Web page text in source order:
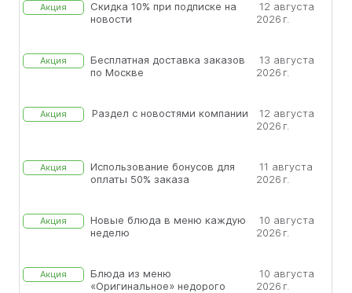
Акция
Скидка 10% при подписке на
новости
12 августа
2026 г.
Акция
Бесплатная доставка заказов
по Москве
13 августа
2026 г.
Акция Раздел с новостями компании
12 августа
2026 г.
Акция
Использование бонусов для
оплаты 50% заказа
11 августа
2026 г.
Акция
Новые блюда в меню каждую
неделю
10 августа
2026 г.
Акция
Блюда из меню
«Оригинальное» недорого
10 августа
2026 г.